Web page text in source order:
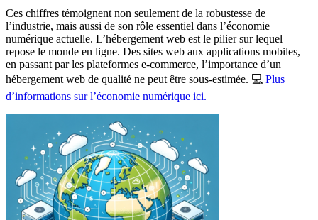
Ces chiffres témoignent non seulement de la robustesse de
l’industrie, mais aussi de son rôle essentiel dans l’économie
numérique actuelle. L’hébergement web est le pilier sur lequel
repose le monde en ligne. Des sites web aux applications mobiles,
en passant par les plateformes e-commerce, l’importance d’un
hébergement web de qualité ne peut être sous-estimée. 💻 Plus
d’informations sur l’économie numérique ici.